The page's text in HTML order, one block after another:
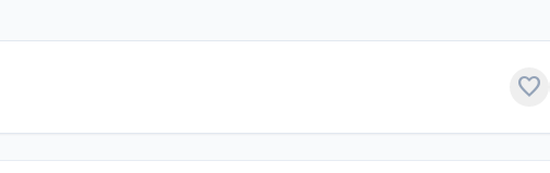
favorite